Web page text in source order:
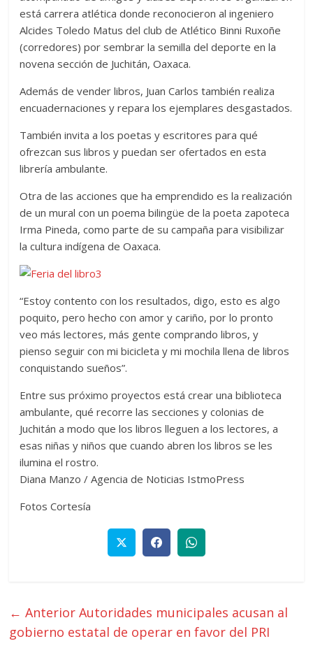
está carrera atlética donde reconocieron al ingeniero
Alcides Toledo Matus del club de Atlético Binni Ruxoñe
(corredores) por sembrar la semilla del deporte en la
novena sección de Juchitán, Oaxaca.
Además de vender libros, Juan Carlos también realiza
encuadernaciones y repara los ejemplares desgastados.
También invita a los poetas y escritores para qué
ofrezcan sus libros y puedan ser ofertados en esta
librería ambulante.
Otra de las acciones que ha emprendido es la realización
de un mural con un poema bilingüe de la poeta zapoteca
Irma Pineda, como parte de su campaña para visibilizar
la cultura indígena de Oaxaca.
“Estoy contento con los resultados, digo, esto es algo
poquito, pero hecho con amor y cariño, por lo pronto
veo más lectores, más gente comprando libros, y
pienso seguir con mi bicicleta y mi mochila llena de libros
conquistando sueños”.
Entre sus próximo proyectos está crear una biblioteca
ambulante, qué recorre las secciones y colonias de
Juchitán a modo que los libros lleguen a los lectores, a
esas niñas y niños que cuando abren los libros se les
ilumina el rostro.
Diana Manzo / Agencia de Noticias IstmoPress
Fotos Cortesía
← Anterior Autoridades municipales acusan al
gobierno estatal de operar en favor del PRI